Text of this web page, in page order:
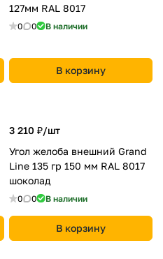
127мм RAL 8017
0 0 В наличии
В корзину
3 210 ₽/шт
Угол желоба внешний Grand
Line 135 гр 150 мм RAL 8017
шоколад
0 0 В наличии
В корзину